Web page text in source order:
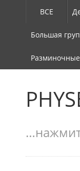
ВСЕ
Большая